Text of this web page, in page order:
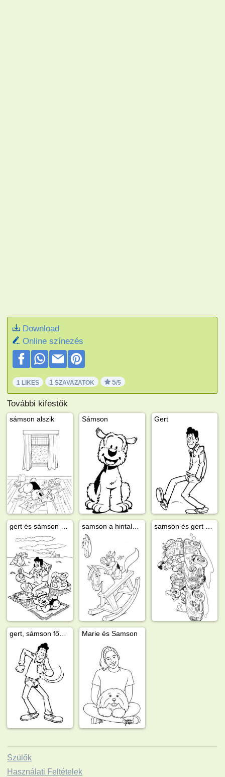
Download
Online színezés
1 LIKES 1 SZAVAZATOK 5/5
További kifestők
sámson alszik Sámson Gert
Marie és Samson
Szülők
Használati Feltételek